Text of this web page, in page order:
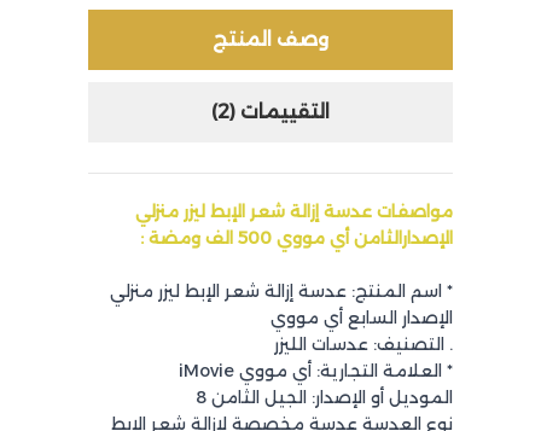
وصف المنتج
التقييمات (2)
مواصفات عدسة إزالة شعر الإبط ليزر منزلي
الإصدارالثامن أي مووي 500 الف ومضة :
* اسم المنتج: عدسة إزالة شعر الإبط ليزر منزلي
الإصدار السابع أي مووي
. التصنيف: عدسات الليزر
* العلامة التجارية: أي مووي iMovie
الموديل أو الإصدار: الجيل الثامن 8
نوع العدسة عدسة مخصصة لإزالة شعر الإبط